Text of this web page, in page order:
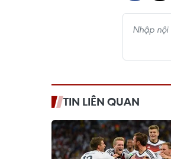
TIN LIÊN QUAN